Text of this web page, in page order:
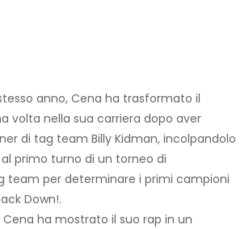
anno, Cena ha trasformato il
volta nella sua carriera dopo aver
di tag team Billy Kidman, incolpandolo
primo turno di un torneo di
team per determinare i primi campioni
Down!.
Cena ha mostrato il suo rap in un